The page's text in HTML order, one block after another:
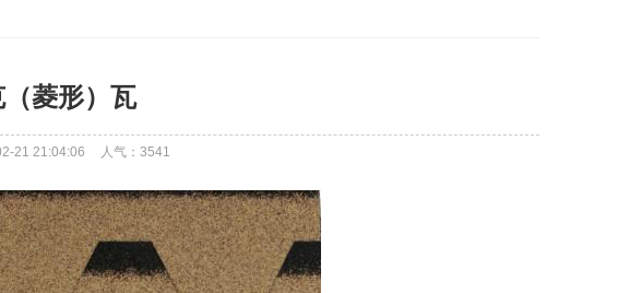
菱形）瓦
21 21:04:06 人气： 3541